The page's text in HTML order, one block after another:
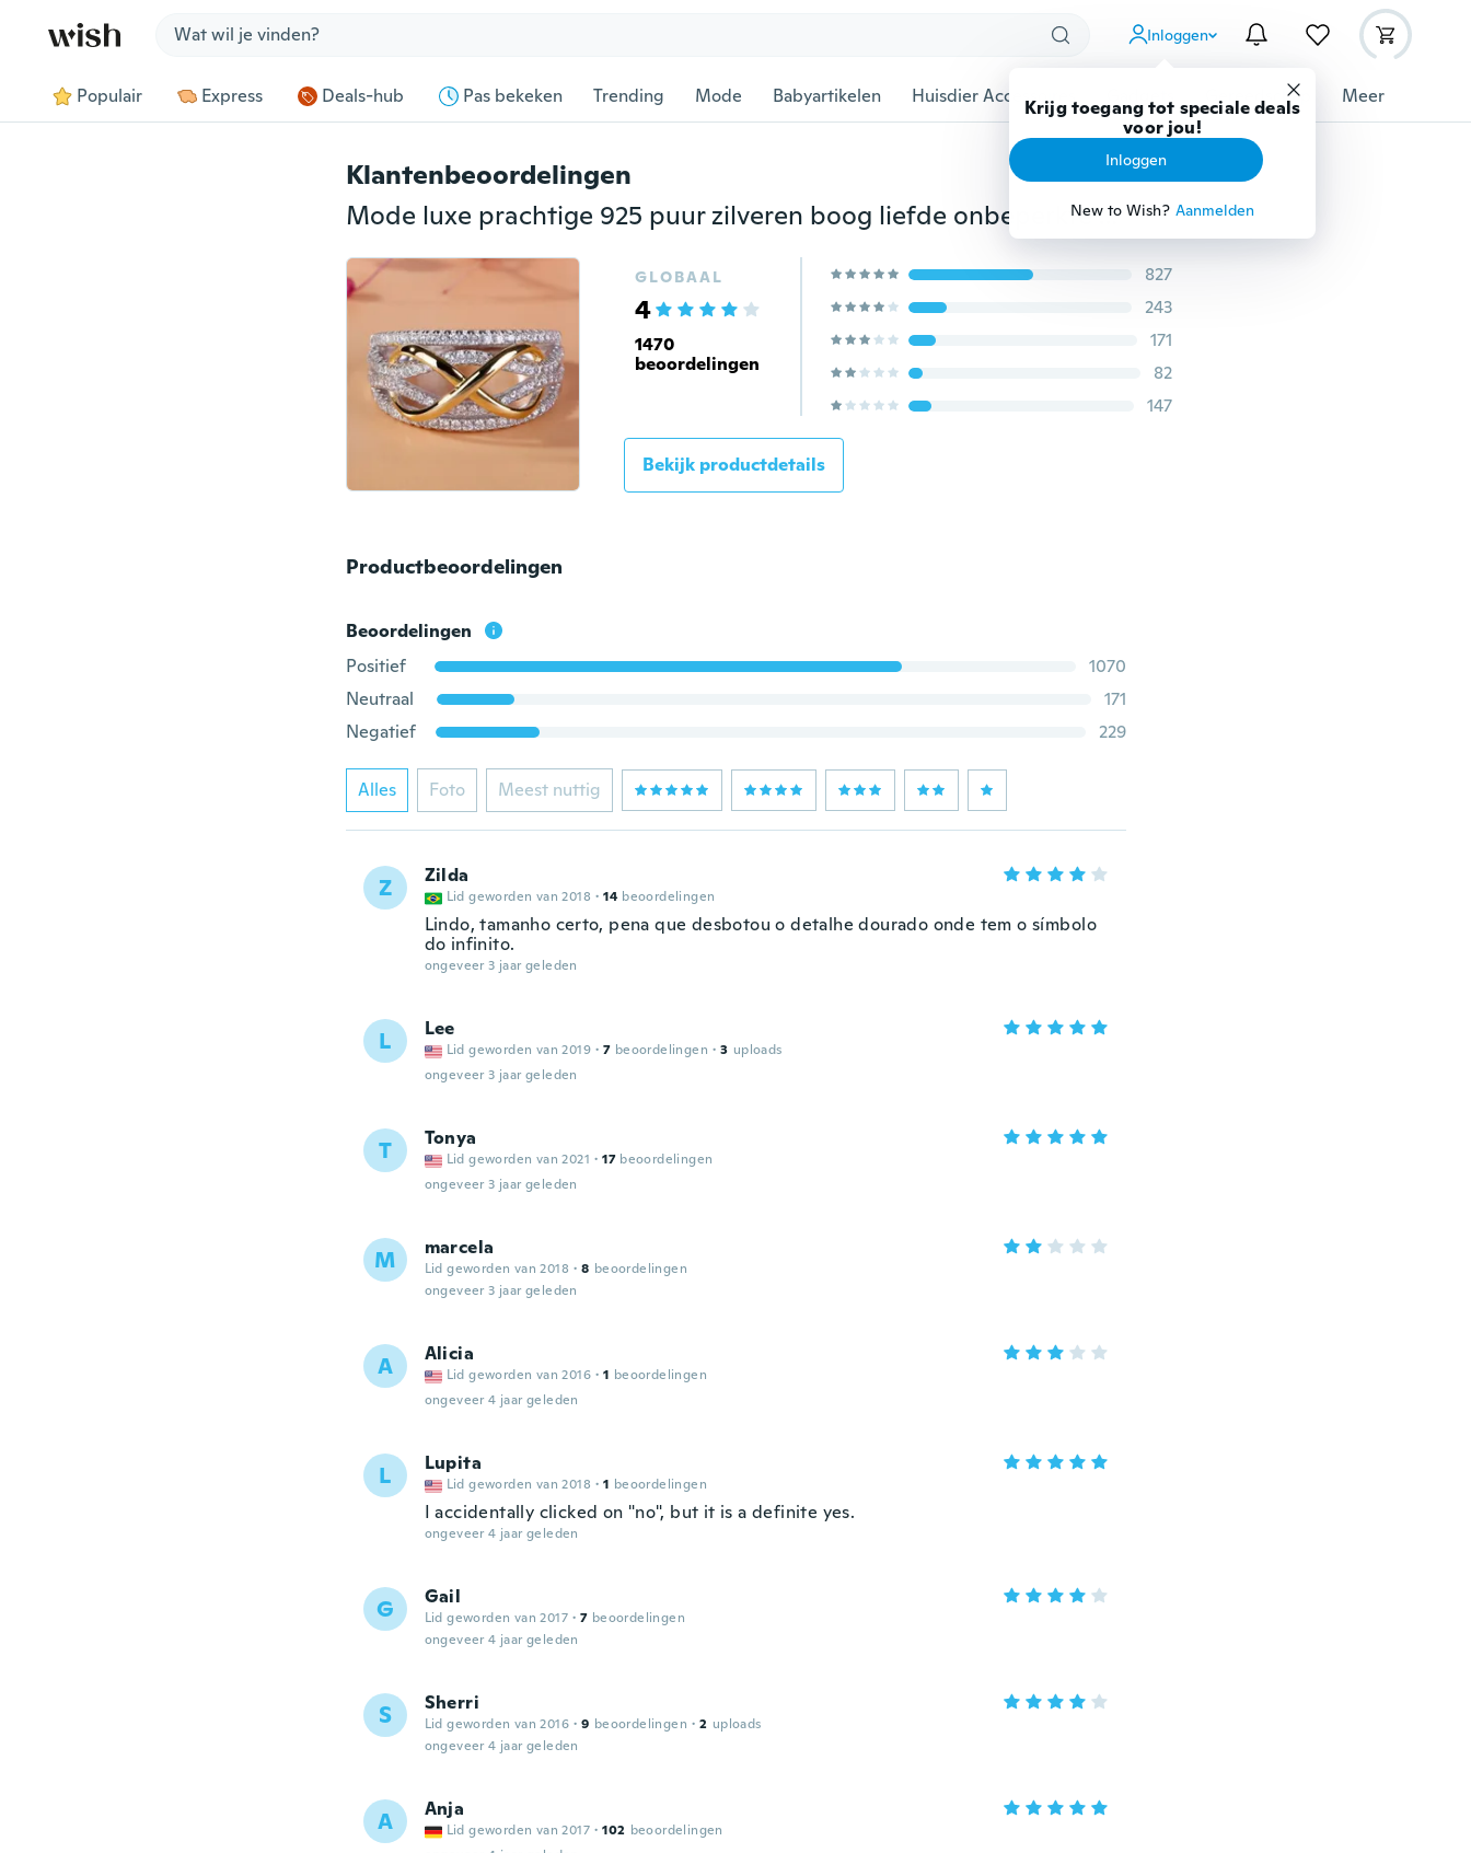
Inloggen
Krijg toegang tot speciale deals
voor jou!
Inloggen
New to Wish? Aanmelden
Populair Express Deals-hub Pas bekeken Trending Mode Babyartikelen Huisdier Accessoires Gereedschap Meer
Klantenbeoordelingen
Mode luxe prachtige 925 puur zilveren boog liefde onbeperkte trouwring Dames unieke 18K vergulde witte diamant twee kleuren verlovingssieraden Dames jubileumcadeau Ring Maat 5-12
GLOBAAL
4
1470
beoordelingen
827
243
171
82
147
Bekijk productdetails
Productbeoordelingen
Beoordelingen
Positief
1070
Neutraal
171
Negatief
229
Alles Foto Meest nuttig
Z Zilda
Lid geworden van 2018 · 14 beoordelingen
Lindo, tamanho certo, pena que desbotou o detalhe dourado onde tem o símbolo
do infinito.
ongeveer 3 jaar geleden
L Lee
Lid geworden van 2019 · 7 beoordelingen · 3 uploads
ongeveer 3 jaar geleden
T Tonya
Lid geworden van 2021 · 17 beoordelingen
ongeveer 3 jaar geleden
M marcela
Lid geworden van 2018 · 8 beoordelingen
ongeveer 3 jaar geleden
A Alicia
Lid geworden van 2016 · 1 beoordelingen
ongeveer 4 jaar geleden
L Lupita
Lid geworden van 2018 · 1 beoordelingen
I accidentally clicked on "no", but it is a definite yes.
ongeveer 4 jaar geleden
G Gail
Lid geworden van 2017 · 7 beoordelingen
ongeveer 4 jaar geleden
S Sherri
Lid geworden van 2016 · 9 beoordelingen · 2 uploads
ongeveer 4 jaar geleden
A Anja
Lid geworden van 2017 · 102 beoordelingen